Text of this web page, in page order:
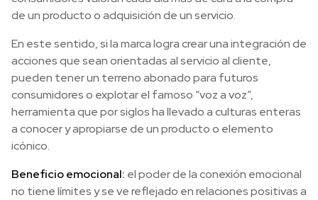
de un producto o adquisición de un servicio.
En este sentido, si la marca logra crear una integración de
acciones que sean orientadas al servicio al cliente,
pueden tener un terreno abonado para futuros
consumidores o explotar el famoso “voz a voz”,
herramienta que por siglos ha llevado a culturas enteras
a conocer y apropiarse de un producto o elemento
icónico.
Beneficio emocional: el poder de la conexión emocional
no tiene límites y se ve reflejado en relaciones positivas a